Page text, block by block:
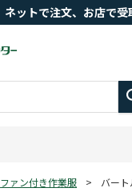
ネットで注文、お店で
ファン付き作業服 > バー